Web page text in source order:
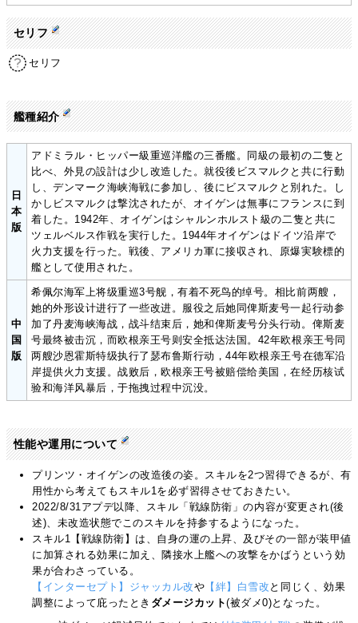
セリフ
セリフ
艦種紹介
日
本
版
アドミラル・ヒッパー級重巡洋艦の三番艦。同級の最初の二隻と
比べ、外見の設計は少し改造した。就役後ビスマルクと共に行動
し、デンマーク海峡海戦に参加し、後にビスマルクと別れた。し
かしビスマルクは撃沈されたが、オイゲンは無事にフランスに到
着した。1942年、オイゲンはシャルンホルスト級の二隻と共に
ツェルベルス作戦を実行した。1944年オイゲンはドイツ沿岸で
火力支援を行った。戦後、アメリカ軍に接収され、原爆実験標的
艦として使用された。
中
国
版
希佩尔海军上将级重巡3号舰，有着不死鸟的绰号。相比前两艘，
她的外形设计进行了一些改进。服役之后她同俾斯麦号一起行动参
加了丹麦海峡海战，战斗结束后，她和俾斯麦号分头行动。俾斯麦
号最终被击沉，而欧根亲王号则安全抵达法国。42年欧根亲王号同
两艘沙恩霍斯特级执行了瑟布鲁斯行动，44年欧根亲王号在德军沿
岸提供火力支援。战败后，欧根亲王号被赔偿给美国，在经历核试
验和海洋风暴后，于拖拽过程中沉没。
性能や運用について
プリンツ・オイゲンの改造後の姿。スキルを2つ習得できるが、有
用性から考えてもスキル1を必ず習得させておきたい。
2022/8/31アプデ以降、スキル「戦線防衛」の内容が変更され(後
述)、未改造状態でこのスキルを持参するようになった。
スキル1【戦線防衛】は、自身の運の上昇、及びその一部が装甲値
に加算される効果に加え、隣接水上艦への攻撃をかばうという効
果が合わさっている。
【インターセプト】ジャッカル改や 【絆】白雪改 と同じく、効果
調整によって庇ったとき ダメージカット(被ダメ0)となった。